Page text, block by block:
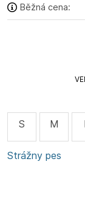
Běžná cena:
S
M
Strážny pes